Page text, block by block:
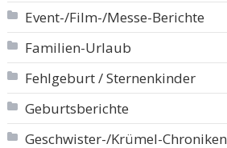
Event-/Film-/Messe-Berichte
Familien-Urlaub
Fehlgeburt / Sternenkinder
Geburtsberichte
Geschwister-/Krümel-Chroniken